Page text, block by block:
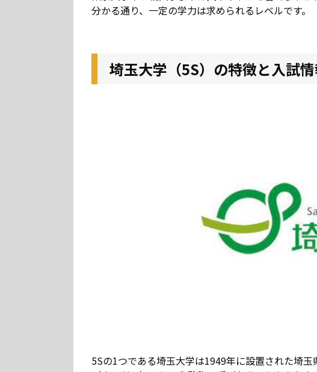
分かる通り、一定の学力は求められるレベルです。
埼玉大学（5S）の特徴と入試
5Sの1つである埼玉大学は1949年に設置された埼